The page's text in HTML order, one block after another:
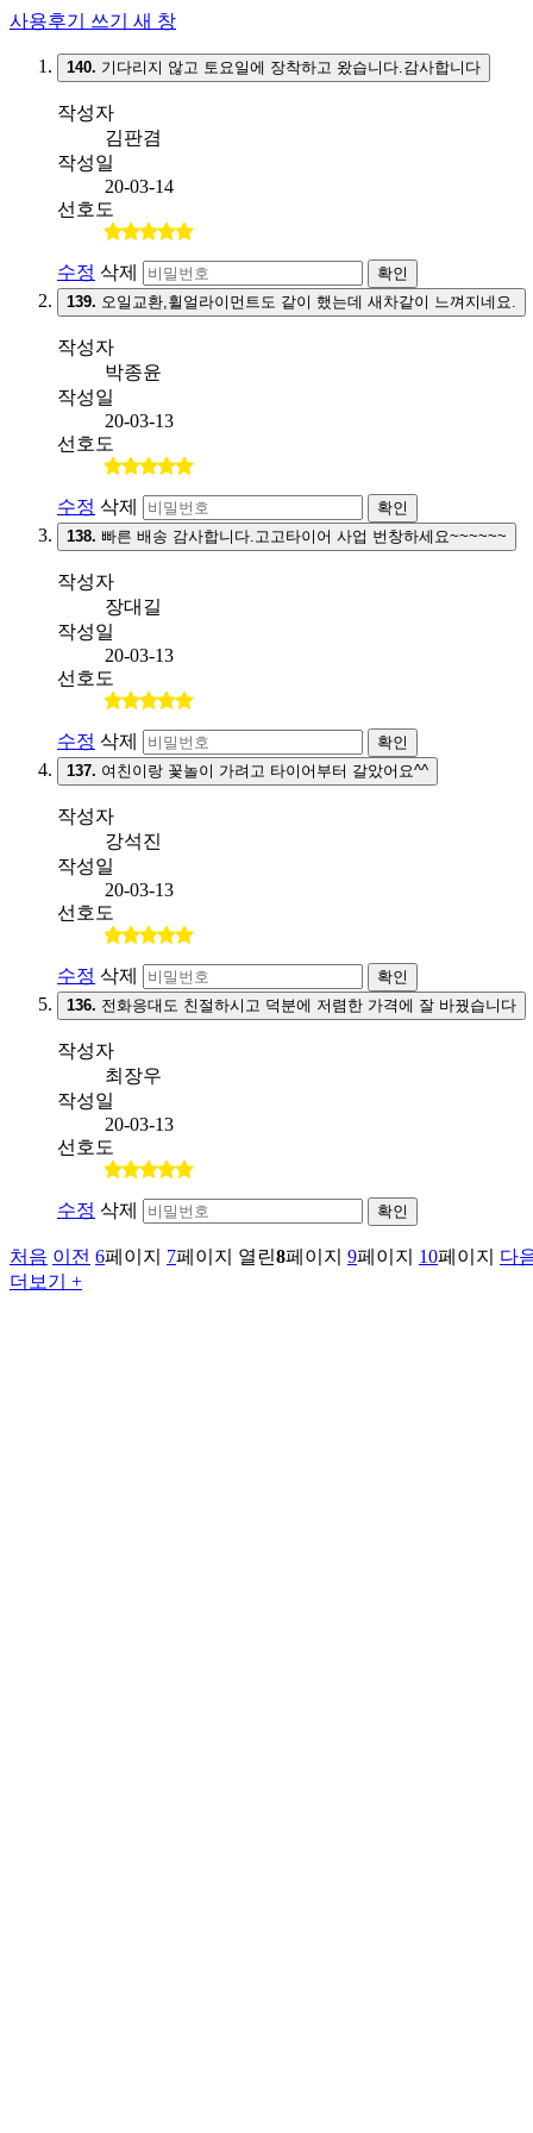
사용후기 쓰기 새 창
140. 기다리지 않고 토요일에 장착하고 왔습니다.감사합니다
작성자
김판겸
작성일
20-03-14
선호도
수정 삭제
확인
139. 오일교환,휠얼라이먼트도 같이 했는데 새차같이 느껴지네요.
작성자
박종윤
작성일
20-03-13
선호도
수정 삭제
확인
138. 빠른 배송 감사합니다.고고타이어 사업 번창하세요~~~~~~
작성자
장대길
작성일
20-03-13
선호도
수정 삭제
확인
137. 여친이랑 꽃놀이 가려고 타이어부터 갈았어요^^
작성자
강석진
작성일
20-03-13
선호도
수정 삭제
확인
136. 전화응대도 친절하시고 덕분에 저렴한 가격에 잘 바꿨습니다
작성자
최장우
작성일
20-03-13
선호도
수정 삭제 확인
처음 이전 6페이지 7페이지 열린8페이지 9페이지 10페이지
다
더보기 +